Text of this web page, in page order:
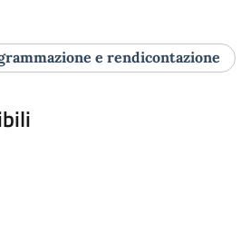
e rendicontazione